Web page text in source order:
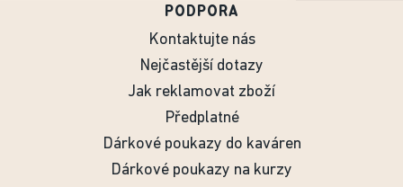
PODPORA
Kontaktujte nás
Nejčastější dotazy
Jak reklamovat zboží
Předplatné
Dárkové poukazy do kaváren
Dárkové poukazy na kurzy